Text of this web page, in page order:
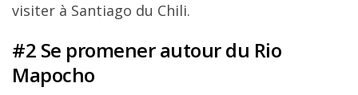
visiter à Santiago du Chili.
#2 Se promener autour du Rio
Mapocho